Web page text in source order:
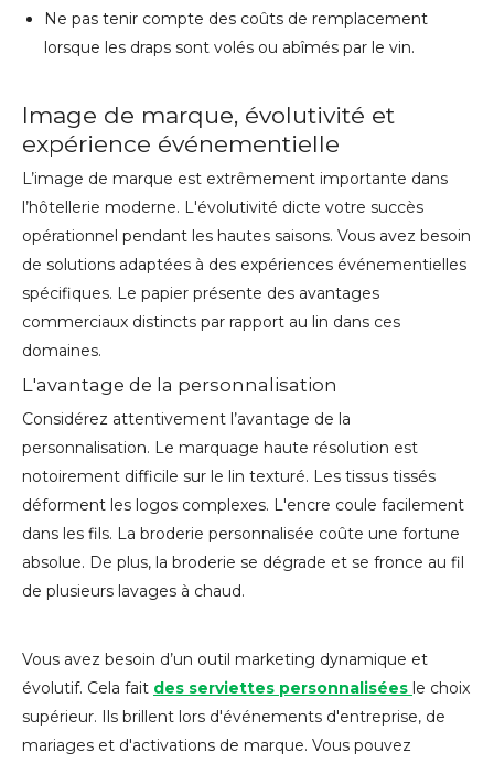
Ne pas tenir compte des coûts de remplacement
lorsque les draps sont volés ou abîmés par le vin.
Image de marque, évolutivité et
expérience événementielle
L’image de marque est extrêmement importante dans
l’hôtellerie moderne. L'évolutivité dicte votre succès
opérationnel pendant les hautes saisons. Vous avez besoin
de solutions adaptées à des expériences événementielles
spécifiques. Le papier présente des avantages
commerciaux distincts par rapport au lin dans ces
domaines.
L'avantage de la personnalisation
Considérez attentivement l’avantage de la
personnalisation. Le marquage haute résolution est
notoirement difficile sur le lin texturé. Les tissus tissés
déforment les logos complexes. L'encre coule facilement
dans les fils. La broderie personnalisée coûte une fortune
absolue. De plus, la broderie se dégrade et se fronce au fil
de plusieurs lavages à chaud.
Vous avez besoin d’un outil marketing dynamique et
évolutif. Cela fait des serviettes personnalisées le choix
supérieur. Ils brillent lors d'événements d'entreprise, de
mariages et d'activations de marque. Vous pouvez